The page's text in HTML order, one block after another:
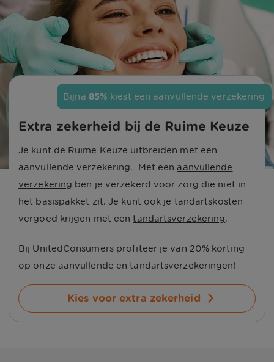
Bijna 85% kiest een aanvullende verzekering
Extra zekerheid bij de Ruime Keuze
Je kunt de Ruime Keuze uitbreiden met een
aanvullende verzekering. Met eenaanvullende
verzekering ben je verzekerd voor zorg die niet in
het basispakket zit. Je kunt ook je tandartskosten
vergoed krijgen met eentandartsverzekering.
Bij UnitedConsumers profiteer je van 20% korting
op onze aanvullende en tandartsverzekeringen!
Kies voor extra zekerheid